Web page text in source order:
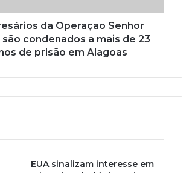
da Operação Senhor
são condenados a mais de 23
de prisão em Alagoas
EUA sinalizam interesse em